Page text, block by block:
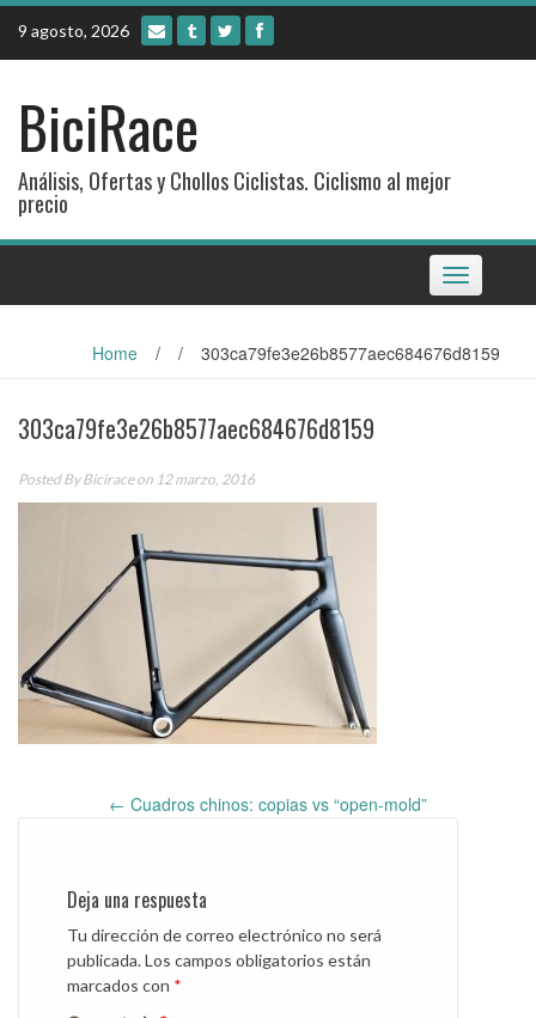
Skip
content
9 agosto, 2026
BiciRace
Análisis, Ofertas y Chollos Ciclistas. Ciclismo al mejor
precio
Toggle
navigation
Home / / 303ca79fe3e26b8577aec684676d8159
303ca79fe3e26b8577aec684676d8159
Posted ByBiciraceon 12 marzo, 2016
Post
← Cuadros chinos: copias vs “open-mold”
Deja una respuesta
Tu dirección de correo electrónico no será
publicada.Los campos obligatorios están
marcados con *